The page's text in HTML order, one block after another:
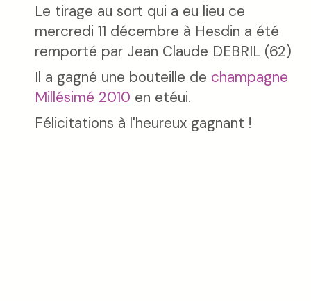
Le tirage au sort qui a eu lieu ce
mercredi 11 décembre à Hesdin a été
remporté par Jean Claude DEBRIL (62)
Il a gagné une bouteille de champagne
Millésimé 2010 en etéui.
Félicitations à l'heureux gagnant !